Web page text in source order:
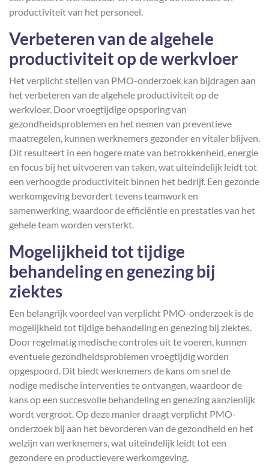
productiviteit van het personeel.
Verbeteren van de algehele
productiviteit op de werkvloer
Het verplicht stellen van PMO-onderzoek kan bijdragen aan
het verbeteren van de algehele productiviteit op de
werkvloer. Door vroegtijdige opsporing van
gezondheidsproblemen en het nemen van preventieve
maatregelen, kunnen werknemers gezonder en vitaler blijven.
Dit resulteert in een hogere mate van betrokkenheid, energie
en focus bij het uitvoeren van taken, wat uiteindelijk leidt tot
een verhoogde productiviteit binnen het bedrijf. Een gezonde
werkomgeving bevordert tevens teamwork en
samenwerking, waardoor de efficiëntie en prestaties van het
gehele team worden versterkt.
Mogelijkheid tot tijdige
behandeling en genezing bij
ziektes
Een belangrijk voordeel van verplicht PMO-onderzoek is de
mogelijkheid tot tijdige behandeling en genezing bij ziektes.
Door regelmatig medische controles uit te voeren, kunnen
eventuele gezondheidsproblemen vroegtijdig worden
opgespoord. Dit biedt werknemers de kans om snel de
nodige medische interventies te ontvangen, waardoor de
kans op een succesvolle behandeling en genezing aanzienlijk
wordt vergroot. Op deze manier draagt verplicht PMO-
onderzoek bij aan het bevorderen van de gezondheid en het
welzijn van werknemers, wat uiteindelijk leidt tot een
gezondere en productievere werkomgeving.